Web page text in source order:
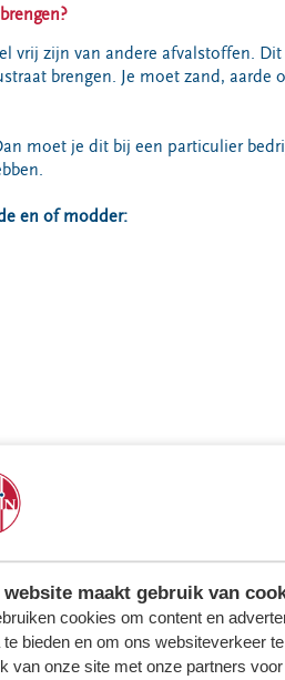
website maakt gebruik van
cookies om content en
te bieden en om ons websiteverkeer
van onze site met onze partners
vrij zijn van andere afvalstoffen.
brengen. Je moet zand,
moet je dit bij een particulier
en of modder:
brengen tegen het tarief van €
gemeentes kunnen grondgratis
€ 12,50 voor max. 1m³ grond